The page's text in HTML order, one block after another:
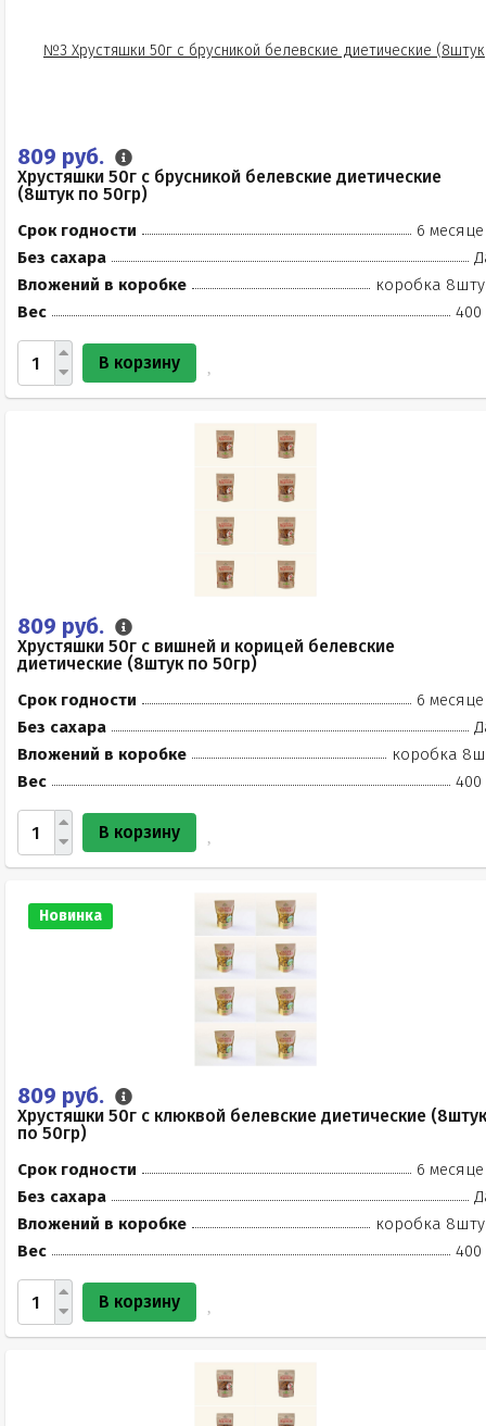
809 руб.
Хрустяшки 50г с брусникой белевские диетические
(8штук по 50гр)
Срок годности
6
Без сахара
Вложений в коробке
коробка
Вес
400
В корзину
809 руб.
Хрустяшки 50г с вишней и корицей белевские
диетические (8штук по 50гр)
Срок годности
6
Без сахара
Вложений в коробке
коробка
Вес
400
В корзину
Новинка
809 руб.
Хрустяшки 50г с клюквой белевские диетические (8штук
по 50гр)
Срок годности
6
Без сахара
Вложений в коробке
коробка
Вес
400
В корзину